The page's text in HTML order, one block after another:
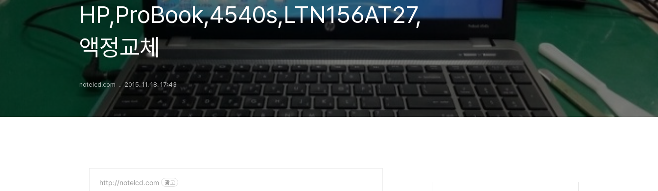
HP,ProBook,4540s,LTN156AT27,
액정교체
notelcd.com 2015. 11. 18. 17:43
http://notelcd.com 광고